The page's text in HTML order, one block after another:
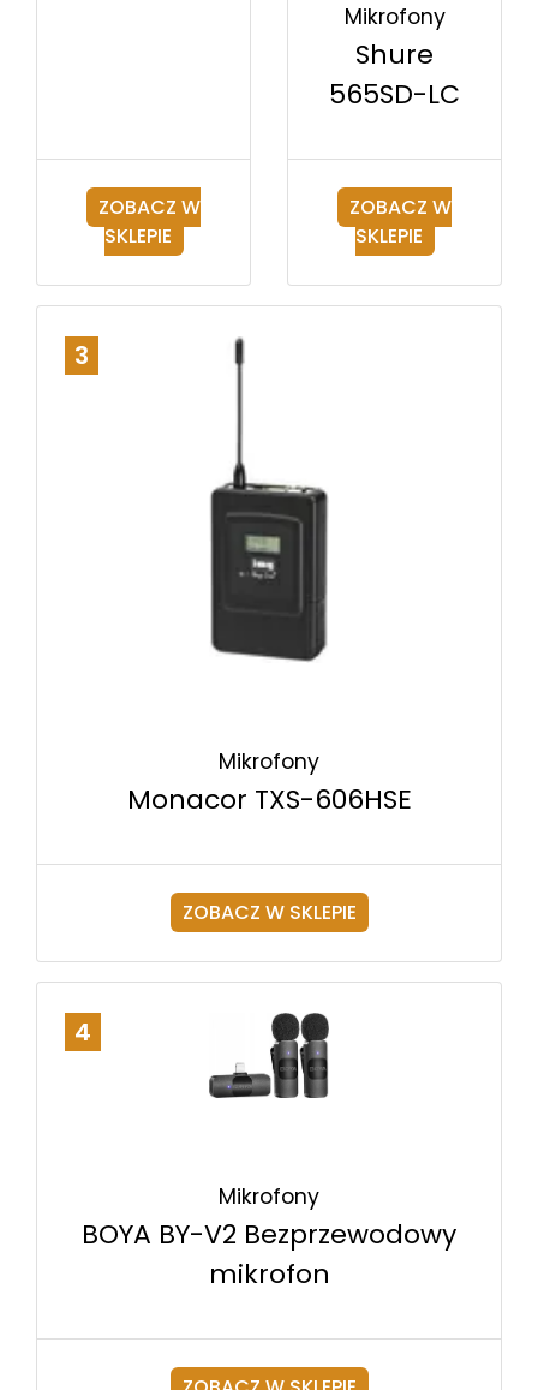
ZOBACZ W
SKLEPIE
Mikrofony
Shure
565SD-LC
ZOBACZ W
SKLEPIE
3
Mikrofony
Monacor TXS-606HSE
ZOBACZ W SKLEPIE
4
Mikrofony
BOYA BY-V2 Bezprzewodowy
mikrofon